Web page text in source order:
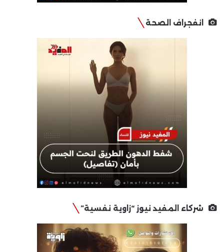
انفجراف الصحة
شركاء المفيد نيوز “زاوية نفسية”